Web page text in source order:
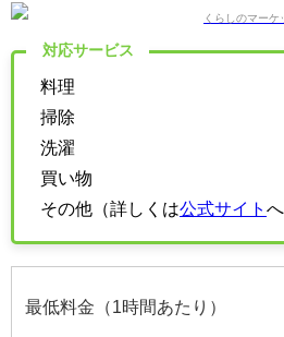
対応サービス
料理
掃除
洗濯
買い物
その他（詳しくは公式サイト へ
最低料金（1時間あたり）